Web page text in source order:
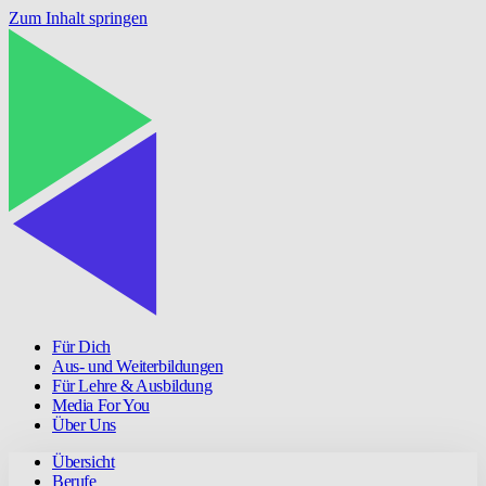
Zum Inhalt springen
Für Dich
Aus- und Weiterbildungen
Für Lehre & Ausbildung
Media For You
Über Uns
Übersicht
Berufe